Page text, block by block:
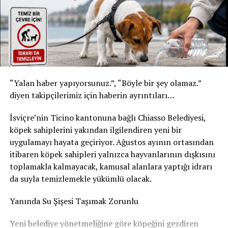
* Son tüketim tarihi: 31 Temmuz 2027
* Kızılay Elma Aromalı Gazlı İçecek
* Şişe: 200 ml
* Son tüketim tarihi: 20 Şubat 2027
ürünlerin geri çağırma kapsamında olduğunu belirtti.
Akar Swiss AG, tüketicilerden belirtilen ürünleri
kesinlikle tüketmemelerini istedi. Geri çağırma
kapsamındaki içecekler, satın alma fişi ibraz edilmeden
satın alındıkları market veya satış noktasına teslim
edilebilecek. Ürün bedeli tüketicilere tam olarak iade
tedbiri olduğunu vurgulayarak, elinde belirtilen
“Yalan haber yapıyorsunuz.”, “Böyle bir şey olamaz.”
diyen takipçilerimiz için haberin ayrıntıları…
İsviçre’nin Ticino kantonuna bağlı Chiasso Belediyesi,
köpek sahiplerini yakından ilgilendiren yeni bir
uygulamayı hayata geçiriyor. Ağustos ayının ortasından
itibaren köpek sahipleri yalnızca hayvanlarının dışkısını
toplamakla kalmayacak, kamusal alanlara yaptığı idrarı
da suyla temizlemekle yükümlü olacak.
Yanında Su Şişesi Taşımak Zorunlu
Yeni belediye yönetmeliğine göre köpeğini gezdiren